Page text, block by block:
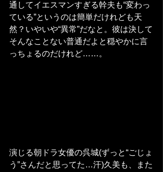
通してイエスマンすぎる幹夫も“変わっ
ている”というのは簡単だけれども天
然？いやいや“異常”だなと。彼は決して
そんなことない普通だよと穏やかに言
っちょるのだけれど……。
演じる朝ドラ女優の呉城(ずっと“ごじょ
う”さんだと思ってた…汗)久美も、また